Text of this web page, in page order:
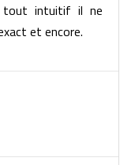
tout intuitif il ne
et encore.